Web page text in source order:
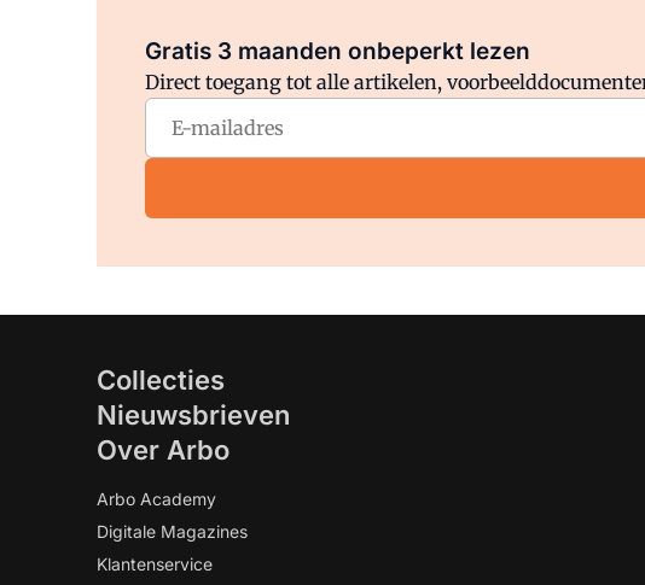
Gratis 3 maanden onbeperkt lezen
Direct toegang tot alle artikelen,
Collecties
Nieuwsbrieven
Over Arbo
Arbo Academy
Digitale Magazines
Klantenservice